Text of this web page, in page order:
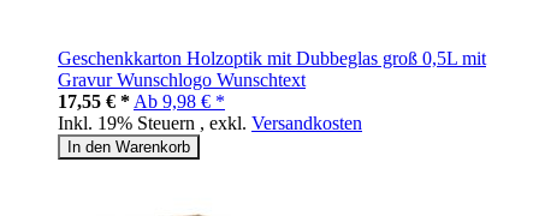
Geschenkkarton Holzoptik mit Dubbeglas groß 0,5L mit
Gravur Wunschlogo Wunschtext
17,55 € * Ab 9,98 € *
Inkl. 19% Steuern , exkl. Versandkosten
In den Warenkorb